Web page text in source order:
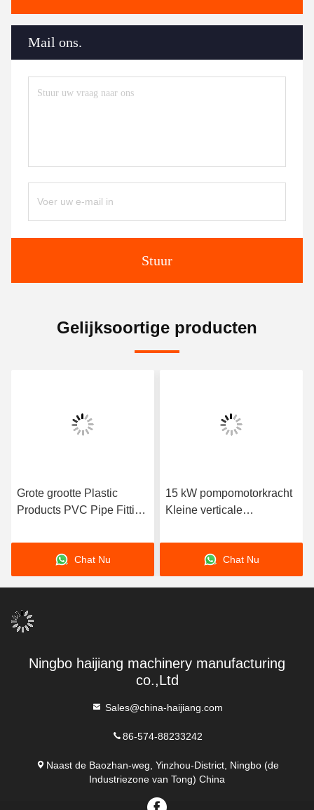
Mail ons.
Stuur
Gelijksoortige producten
Grote grootte Plastic
Products PVC Pipe Fitting
Pump Motor Power 15KW
Moulddikte bereik 150300
mm
Chat Nu
15 kW pompomotorkracht
Kleine verticale
16Mpa pompdruk
geoptimaliseerd voor het
gieten van plastic
Chat Nu
Ningbo haijiang machinery manufacturing
co.,Ltd
Sales@china-haijiang.com
86-574-88233242
Naast de Baozhan-weg, Yinzhou-District, Ningbo (de
Industriezone van Tong) China